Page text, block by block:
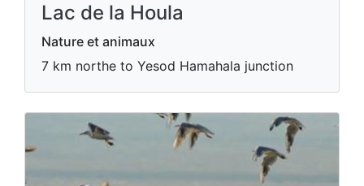
Lac de la Houla
Nature et animaux
7 km northe to Yesod Hamahala junction